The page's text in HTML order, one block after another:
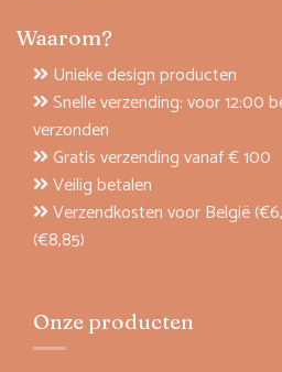
Waarom?
Unieke design producten
Snelle verzending: voor 12:00
verzonden
Gratis verzending vanaf € 100
Veilig betalen
Verzendkosten voor België
(€8,85)
Onze producten